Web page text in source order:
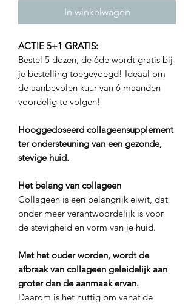
In winkelwagen
ACTIE 5+1 GRATIS:
Bestel 5 dozen, de 6de wordt gratis bij
je bestelling toegevoegd! Ideaal om
de aanbevolen kuur van 6 maanden
voordelig te volgen!
Hooggedoseerd collageensupplement
ter ondersteuning van een gezonde,
stevige huid.
Het belang van collageen
Collageen is een belangrijk eiwit, dat
onder meer verantwoordelijk is voor
de stevigheid en vorm van je huid.
Met het ouder worden, wordt de
afbraak van collageen geleidelijk aan
groter dan de aanmaak ervan.
Daarom is het nuttig om vanaf de